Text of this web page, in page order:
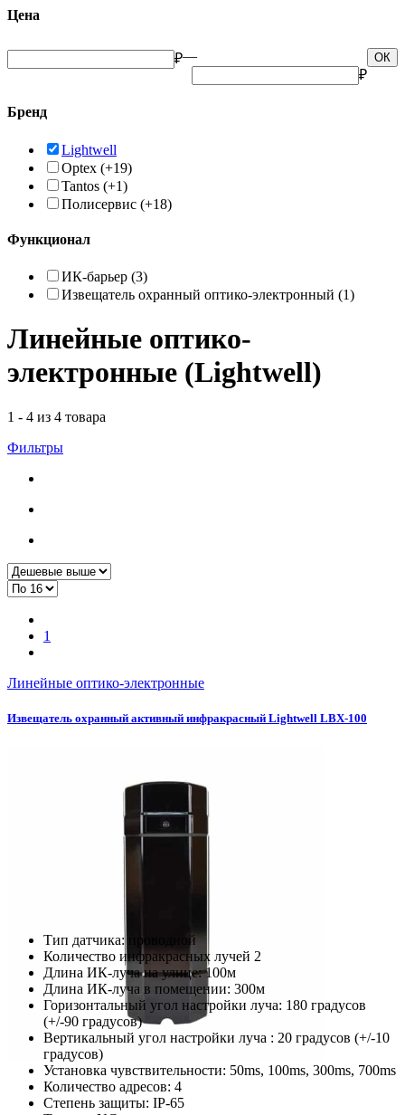
Цена
₽— ОК
₽
Бренд
Lightwell
Optex (+19)
Tantos (+1)
Полисервис (+18)
Функционал
ИК-барьер (3)
Извещатель охранный оптико-электронный (1)
Линейные оптико-
электронные (Lightwell)
1 - 4 из 4 товара
Фильтры
1
Линейные оптико-электронные
Извещатель охранный активный инфракрасный Lightwell LBX-100
Тип датчика: проводной
Количество инфракрасных лучей 2
Длина ИК-луча на улице: 100м
Длина ИК-луча в помещении: 300м
Горизонтальный угол настройки луча: 180 градусов
(+/-90 градусов)
Вертикальный угол настройки луча : 20 градусов (+/-10
градусов)
Установка чувствительности: 50ms, 100ms, 300ms, 700ms
Количество адресов: 4
Степень защиты: IP-65